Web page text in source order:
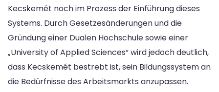
Kecskemét noch im Prozess der Einführung dieses
Systems. Durch Gesetzesänderungen und die
Gründung einer Dualen Hochschule sowie einer
„University of Applied Sciences“ wird jedoch deutlich,
dass Kecskemét bestrebt ist, sein Bildungssystem an
die Bedürfnisse des Arbeitsmarkts anzupassen.